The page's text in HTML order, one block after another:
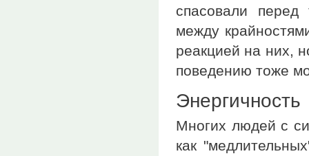
спасовали
между
реакцией на них,
поведению тоже
Энергичность
Многих людей с
как